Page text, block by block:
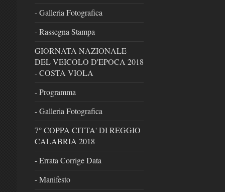
- Galleria Fotografica
- Rassegna Stampa
GIORNATA NAZIONALE
DEL VEICOLO D'EPOCA 2018
- COSTA VIOLA
- Programma
- Galleria Fotografica
7° COPPA CITTA' DI REGGIO
CALABRIA 2018
- Errata Corrige Data
- Manifesto